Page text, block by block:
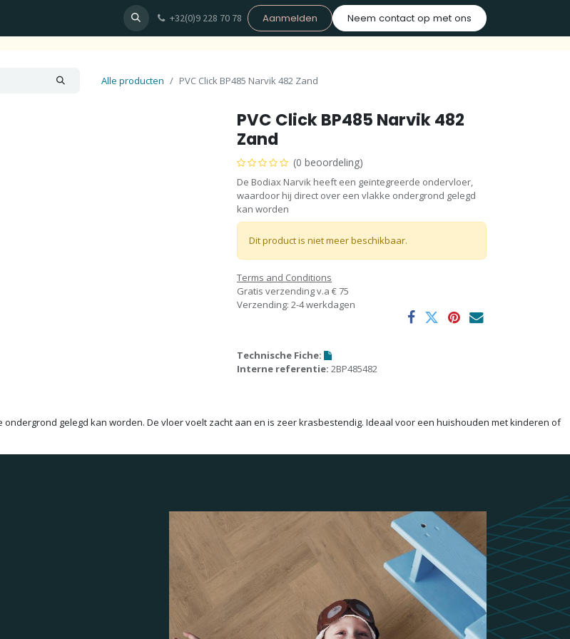
Plan uw afspraak+32(0)9 228 70 78 Aanmelden Neem contact op met ons
Alle producten PVC Click BP485 Narvik 482 Zand
PVC Click BP485 Narvik 482
Zand
(0 beoordeling)
De Bodiax Narvik heeft een geïntegreerde ondervloer,
waardoor hij direct over een vlakke ondergrond gelegd
kan worden
Dit product is niet meer beschikbaar.
Terms and Conditions
Gratis verzending v.a € 75
Verzending: 2-4 werkdagen
Technische Fiche:
Interne referentie: 2BP485482
gelegd kan worden. De vloer voelt zacht aan en is zeer krasbestendig. Ideaal voor een huishouden met kinderen of